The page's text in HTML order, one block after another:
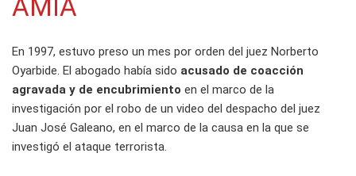
AMIA
En 1997, estuvo preso un mes por orden del juez Norberto
Oyarbide. El abogado había sido acusado de coacción
agravada y de encubrimiento en el marco de la
investigación por el robo de un video del despacho del juez
Juan José Galeano, en el marco de la causa en la que se
investigó el ataque terrorista.